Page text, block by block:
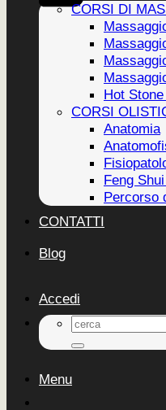
CORSI DI
Hot
CORSI
Anatomia
Feng
Percorso
CONTATTI
Blog
Accedi
Cerca:
Menu